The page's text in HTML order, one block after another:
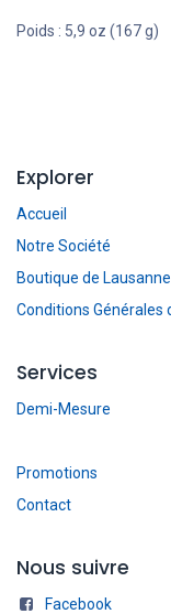
Poids : 5,9 oz (167 g)
Explorer
Accueil
Notre Société
Boutique de Lausanne
Conditions Générales
Services
Demi-Mesure
Promotions
Contact
Nous suivre
Facebook